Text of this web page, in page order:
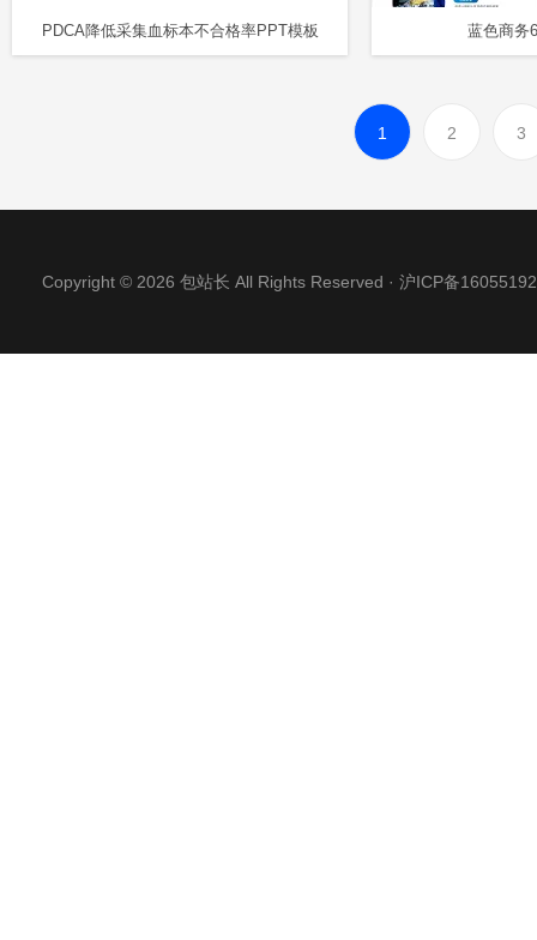
PDCA降低采集血标本不合格率PPT模板 蓝色商务
1 2 3
Copyright © 2026 包站长 All Rights Reserved · 沪ICP备